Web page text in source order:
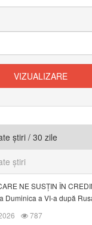
știri / 30 zile
știri
NE SUSȚIN ÎN
Duminica a VI-a după
787